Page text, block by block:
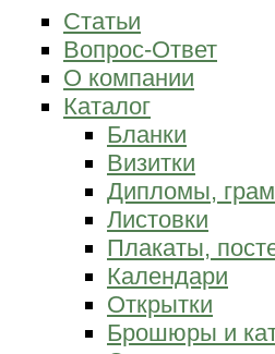
Статьи
Вопрос-Ответ
О компании
Каталог
Бланки
Визитки
Дипломы,
Листовки
Плакаты,
Календари
Открытки
Брошюры и